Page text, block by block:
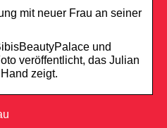
mit neuer Frau an seiner
und
veröffentlicht, das Julian
zeigt.